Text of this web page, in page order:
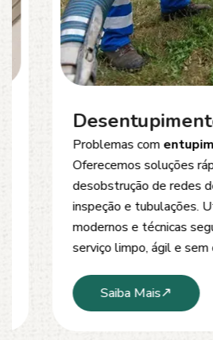
Desentupimento
Problemas comentupimento
Oferecemos soluções rápidas
desobstrução de redes de
inspeção e tubulações.
modernos e técnicas seguras
serviço limpo, ágil e sem danos
Saiba Mais